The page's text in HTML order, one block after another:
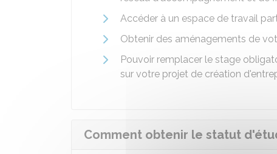
Accéder à un espace de travail
Obtenir des aménagements de
Pouvoir remplacer le stage
sur votre projet de création
Comment obtenir le statut